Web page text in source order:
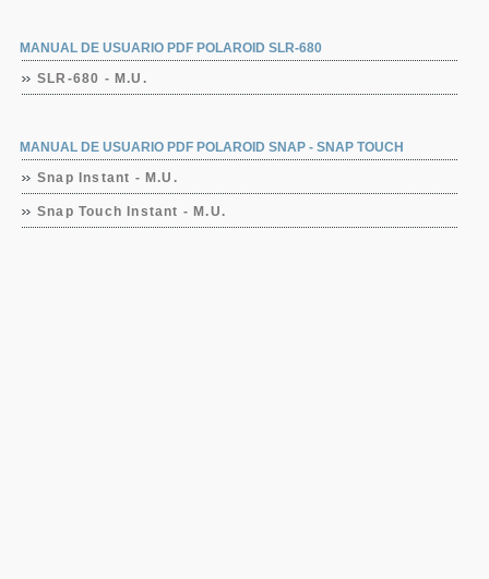
MANUAL DE USUARIO PDF POLAROID SLR-680
SLR-680 - M.U.
MANUAL DE USUARIO PDF POLAROID SNAP - SNAP TOUCH
Snap Instant - M.U.
Snap Touch Instant - M.U.